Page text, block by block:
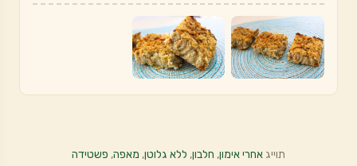
תוייג אחרי אימון, חלבון, ללא גלוטן, מאפה, פשטידה